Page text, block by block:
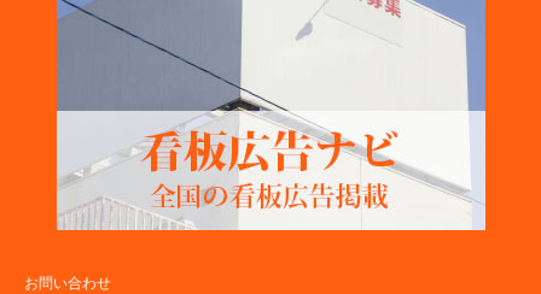
お問い合わせ